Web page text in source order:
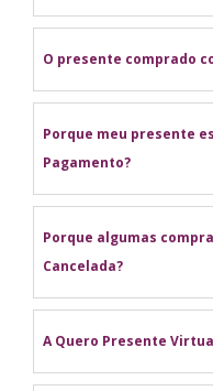
O presente comprado
Porque meu presente
Pagamento?
Porque algumas
Cancelada?
A Quero Presente